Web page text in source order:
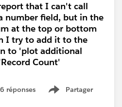
that I can't call
number field, but in the
at the top or bottom
I try to add it to the
to 'plot additional
Count'
6 réponses Partager
Show menu